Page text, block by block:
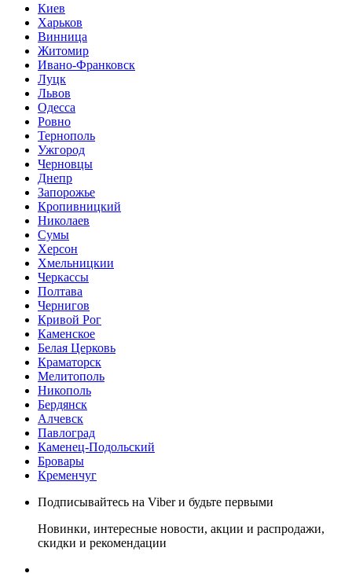
Киев
Харьков
Винница
Житомир
Ивано-Франковск
Луцк
Львов
Одесса
Ровно
Тернополь
Ужгород
Черновцы
Днепр
Запорожье
Кропивницкий
Николаев
Сумы
Херсон
Хмельницкии
Черкассы
Полтава
Чернигов
Кривой Рог
Каменское
Белая Церковь
Краматорск
Мелитополь
Никополь
Бердянск
Алчевск
Павлоград
Каменец-Подольский
Бровары
Кременчуг
Подписывайтесь на Viber и будьте первыми
Новинки, интересные новости, акции и распродажи,
скидки и рекомендации